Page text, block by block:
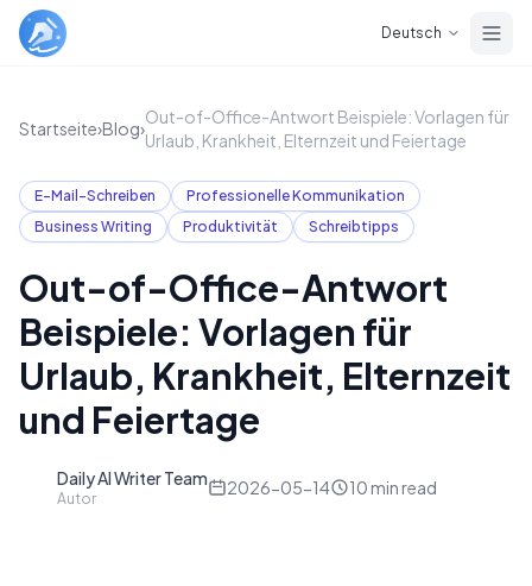
Deutsch
Startseite›Blog›
Out-of-Office-Antwort Beispiele: Vorlagen für
Urlaub, Krankheit, Elternzeit und Feiertage
E-Mail-Schreiben
Professionelle Kommunikation
Business Writing
Produktivität Schreibtipps
Out-of-Office-Antwort
Beispiele: Vorlagen für
Urlaub, Krankheit, Elternzeit
und Feiertage
Daily AI Writer Team
Autor
2026-05-14 10 min read